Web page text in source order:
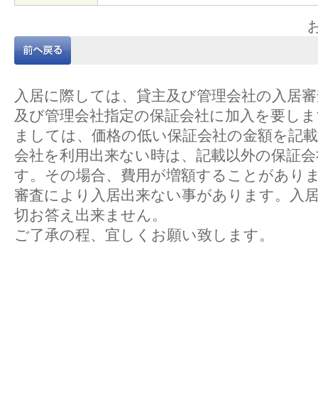
入居に際しては、貸主及び管理会社の入居
及び管理会社指定の保証会社に加入を要し
ましては、価格の低い保証会社の金額を記
会社を利用出来ない時は、記載以外の保証
す。その場合、費用が増額することがあり
審査により入居出来ない事があります。入
切お答え出来ません。
ご了承の程、宜しくお願い致します。